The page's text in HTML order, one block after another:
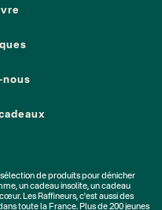
nous
de produits pour dénicher
, uncadeau insolite, uncadeau
Les Raffineurs, c'est aussi des
toute la France. Plus de200 jeunes